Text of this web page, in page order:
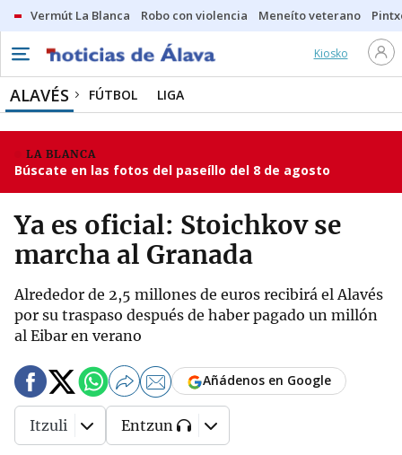
Vermút La Blanca Robo con violencia Meneíto veterano
Kiosko
ALAVÉS FÚTBOL LIGA
LA BLANCA
Búscate en las fotos del paseíllo del 8 de agosto
Ya es oficial: Stoichkov se
marcha al Granada
Alrededor de 2,5 millones de euros recibirá el Alavés
por su traspaso después de haber pagado un millón
al Eibar en verano
Añádenos en Google
Itzuli Entzun